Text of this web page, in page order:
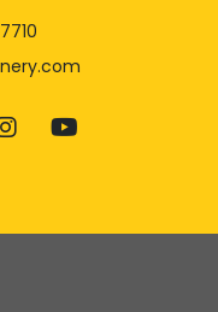
instagram
youtube